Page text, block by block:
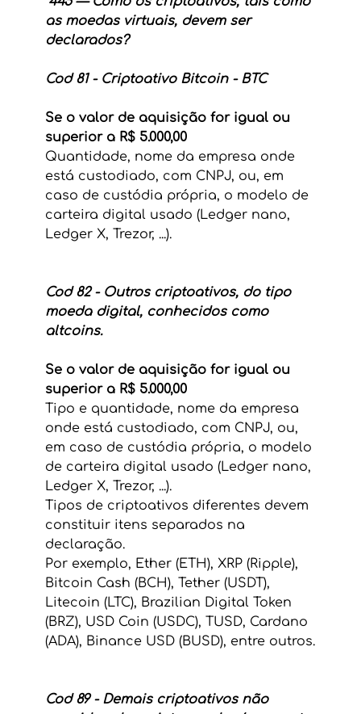
as moedas virtuais, devem ser
declarados?
Cod 81 - Criptoativo Bitcoin - BTC
Se o valor de aquisição for igual ou
superior a R$ 5.000,00
Quantidade, nome da empresa onde
está custodiado, com CNPJ, ou, em
caso de custódia própria, o modelo de
carteira digital usado (Ledger nano,
Ledger X, Trezor, ...).
Cod 82 - Outros criptoativos, do tipo
moeda digital, conhecidos como
altcoins.
Se o valor de aquisição for igual ou
superior a R$ 5.000,00
Tipo e quantidade, nome da empresa
onde está custodiado, com CNPJ, ou,
em caso de custódia própria, o modelo
de carteira digital usado (Ledger nano,
Ledger X, Trezor, ...).
Tipos de criptoativos diferentes devem
constituir itens separados na
declaração.
Por exemplo, Ether (ETH), XRP (Ripple),
Bitcoin Cash (BCH), Tether (USDT),
Litecoin (LTC), Brazilian Digital Token
(BRZ), USD Coin (USDC), TUSD, Cardano
(ADA), Binance USD (BUSD), entre outros.
Cod 89 - Demais criptoativos não